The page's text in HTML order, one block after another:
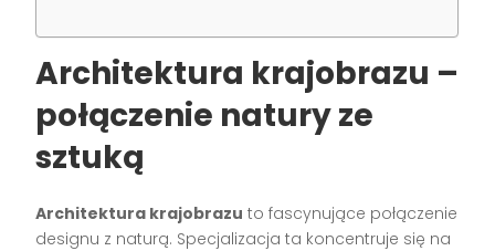
Architektura krajobrazu –
połączenie natury ze
sztuką
Architektura krajobrazu to fascynujące połączenie
designu z naturą. Specjalizacja ta koncentruje się na